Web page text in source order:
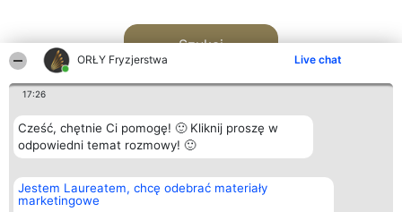
ORŁY Fryzjerstwa Live chat
17:26
Cześć, chętnie Ci pomogę! 🙂 Kliknij proszę w
odpowiedni temat rozmowy! 🙂
Jestem Laureatem, chcę odebrać materiały
marketingowe
Szukaj
Organizator plebiscytu
Bright Side Solutions sp. z o.
o. sp. k.
Plebiscyt
Laureaci
Kontakt
Kontakt